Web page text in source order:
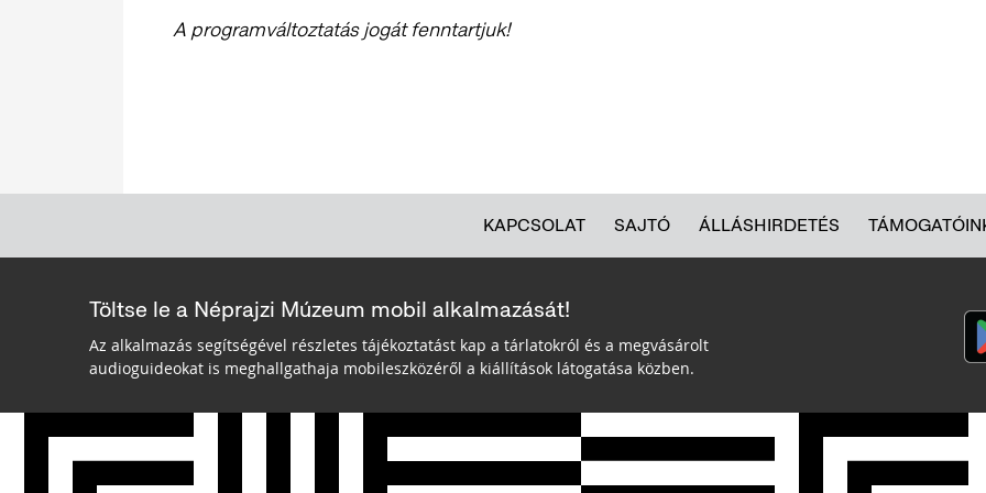
A programváltoztatás jogát fenntartjuk!
KAPCSOLAT SAJTÓ ÁLLÁSHIRDETÉS
Töltse le a Néprajzi Múzeum mobil alkalmazását!
Az alkalmazás segítségével részletes tájékoztatást kap a tárlatokról és a megvásárolt
audioguideokat is meghallgathaja mobileszközéről a kiállítások látogatása közben.